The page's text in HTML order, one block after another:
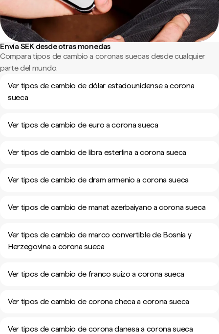
Envía SEK desde otras monedas
Compara tipos de cambio a coronas suecas desde cualquier
parte del mundo.
Ver tipos de cambio de dólar estadounidense a corona
sueca
Ver tipos de cambio de euro a corona sueca
Ver tipos de cambio de libra esterlina a corona sueca
Ver tipos de cambio de dram armenio a corona sueca
Ver tipos de cambio de manat azerbaiyano a corona sueca
Ver tipos de cambio de marco convertible de Bosnia y
Herzegovina a corona sueca
Ver tipos de cambio de franco suizo a corona sueca
Ver tipos de cambio de corona checa a corona sueca
Ver tipos de cambio de corona danesa a corona sueca